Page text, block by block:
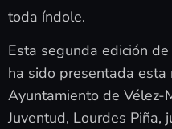
toda índole.
Esta segunda edición
ha sido presentada esta
Ayuntamiento de Vélez-
Juventud, Lourdes Piña,